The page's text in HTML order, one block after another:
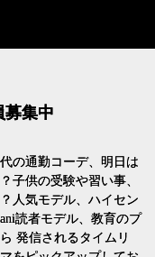
募集中
の通勤コーデ、明日は
子供の受験や習い事、
人気モデル、ハイセン
読者モデル、教育のプ
発信されるタイムリ